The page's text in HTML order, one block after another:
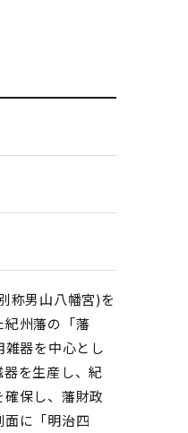
称男山八幡宮)を
紀州藩の「藩
器を中心とし
を生産し、紀
保し、藩財政
に「明治四